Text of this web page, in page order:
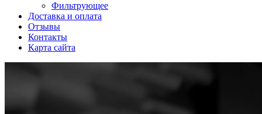
Фильтрующее
Доставка и оплата
Отзывы
Контакты
Карта сайта